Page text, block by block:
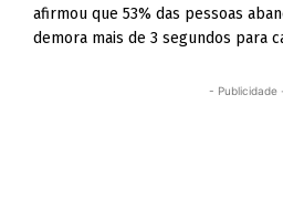
afirmou que 53% das pessoas
demora mais de 3 segundos para
- Publicidade